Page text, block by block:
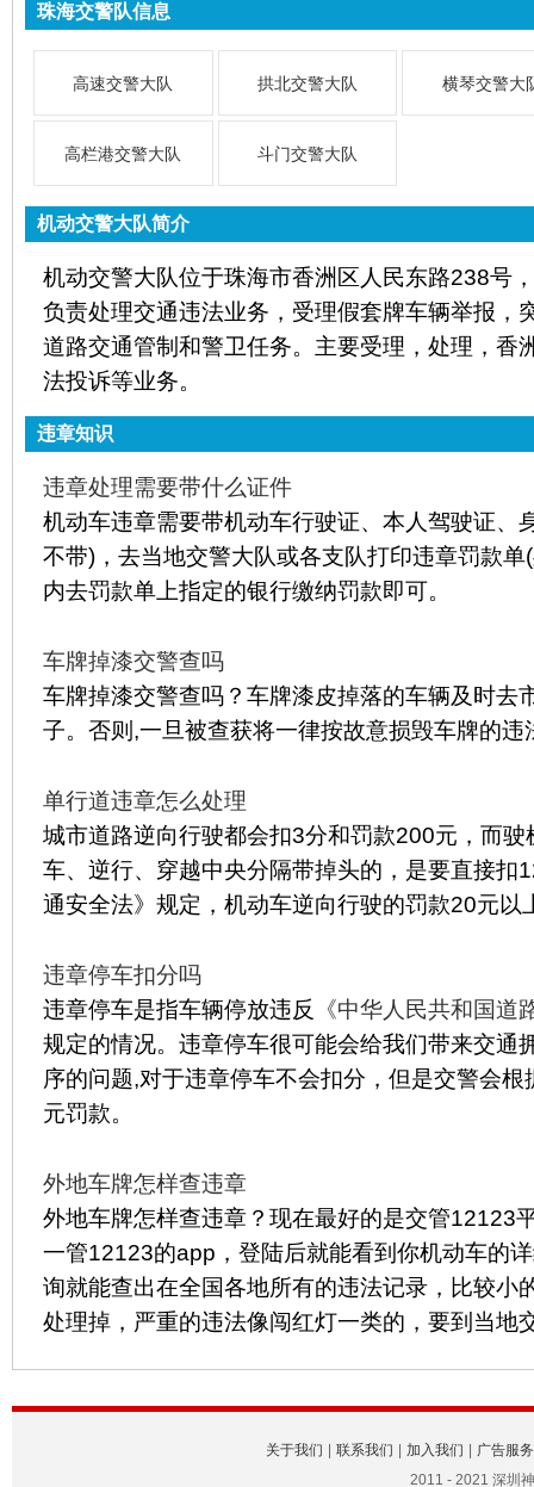
珠海交警队信息
高速交警大队 拱北交警大队 横琴交警大
高栏港交警大队 斗门交警大队
机动交警大队简介
机动交警大队位于珠海市香洲区人民东路238号
负责处理交通违法业务，受理假套牌车辆举报，
道路交通管制和警卫任务。主要受理，处理，香
法投诉等业务。
违章知识
违章处理需要带什么证件
机动车违章需要带机动车行驶证、本人驾驶证、
不带)，去当地交警大队或各支队打印违章罚款
内去罚款单上指定的银行缴纳罚款即可。
车牌掉漆交警查吗
车牌掉漆交警查吗？车牌漆皮掉落的车辆及时去
子。否则,一旦被查获将一律按故意损毁车牌的违
单行道违章怎么处理
城市道路逆向行驶都会扣3分和罚款200元，而
车、逆行、穿越中央分隔带掉头的，是要直接扣
通安全法》规定，机动车逆向行驶的罚款20元以
违章停车扣分吗
违章停车是指车辆停放违反
《中华人民共和国道
规定的情况。违章停车很可能会给我们带来交通
序的问题,对于违章停车不会扣分，但是交警会
元罚款。
外地车牌怎样查违章
外地车牌怎样查违章？现在最好的是交管12123
一管12123的app，登陆后就能看到你机动车的
询就能查出在全国各地所有的违法记录，比较小
处理掉，严重的违法像闯红灯一类的，要到当地
关于我们 联系我们 加入我们
广告服务
2011 - 2021 深圳